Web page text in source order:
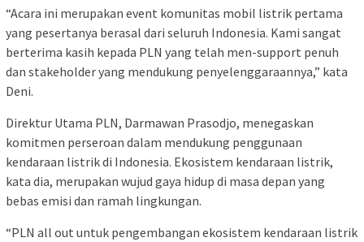
“Acara ini merupakan event komunitas mobil listrik pertama
yang pesertanya berasal dari seluruh Indonesia. Kami sangat
berterima kasih kepada PLN yang telah men-support penuh
dan stakeholder yang mendukung penyelenggaraannya,” kata
Deni.
Direktur Utama PLN, Darmawan Prasodjo, menegaskan
komitmen perseroan dalam mendukung penggunaan
kendaraan listrik di Indonesia. Ekosistem kendaraan listrik,
kata dia, merupakan wujud gaya hidup di masa depan yang
bebas emisi dan ramah lingkungan.
“PLN all out untuk pengembangan ekosistem kendaraan listrik